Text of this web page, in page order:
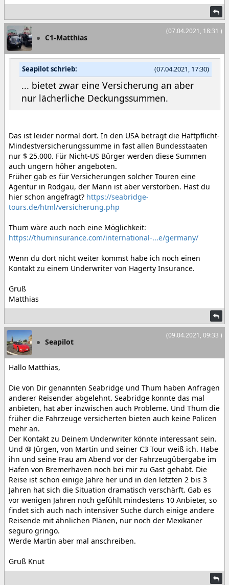
(07.04.2021, 18:31 )
C1-Matthias
(07.04.2021, 17:30)
Seapilot schrieb:
... bietet zwar eine Versicherung an aber
nur lächerliche Deckungssummen.
Das ist leider normal dort. In den USA beträgt die Haftpflicht-
Mindestversicherungssumme in fast allen Bundesstaaten
nur $ 25.000. Für Nicht-US Bürger werden diese Summen
auch ungern höher angeboten.
Früher gab es für Versicherungen solcher Touren eine
Agentur in Rodgau, der Mann ist aber verstorben. Hast du
hier schon angefragt? https://seabridge-
tours.de/html/versicherung.php
Thum wäre auch noch eine Möglichkeit:
https://thuminsurance.com/international-...e/germany/
Wenn du dort nicht weiter kommst habe ich noch einen
Kontakt zu einem Underwriter von Hagerty Insurance.
Gruß
Matthias
(09.04.2021, 09:33 )
Seapilot
Hallo Matthias,
Die von Dir genannten Seabridge und Thum haben Anfragen
anderer Reisender abgelehnt. Seabridge konnte das mal
anbieten, hat aber inzwischen auch Probleme. Und Thum die
früher die Fahrzeuge versicherten bieten auch keine Policen
mehr an.
Der Kontakt zu Deinem Underwriter könnte interessant sein.
Und @ Jürgen, von Martin und seiner C3 Tour weiß ich. Habe
ihn und seine Frau am Abend vor der Fahrzeugübergabe im
Hafen von Bremerhaven noch bei mir zu Gast gehabt. Die
Reise ist schon einige Jahre her und in den letzten 2 bis 3
Jahren hat sich die Situation dramatisch verschärft. Gab es
vor wenigen Jahren noch gefühlt mindestens 10 Anbieter, so
findet sich auch nach intensiver Suche durch einige andere
Reisende mit ähnlichen Plänen, nur noch der Mexikaner
seguro gringo.
Werde Martin aber mal anschreiben.
Gruß Knut